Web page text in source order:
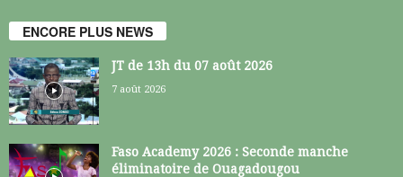
ENCORE PLUS NEWS
JT de 13h du 07 août 2026
7 août 2026
Faso Academy 2026 : Seconde manche
éliminatoire de Ouagadougou